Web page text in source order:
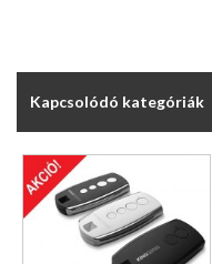
Kapcsolódó kategóriák